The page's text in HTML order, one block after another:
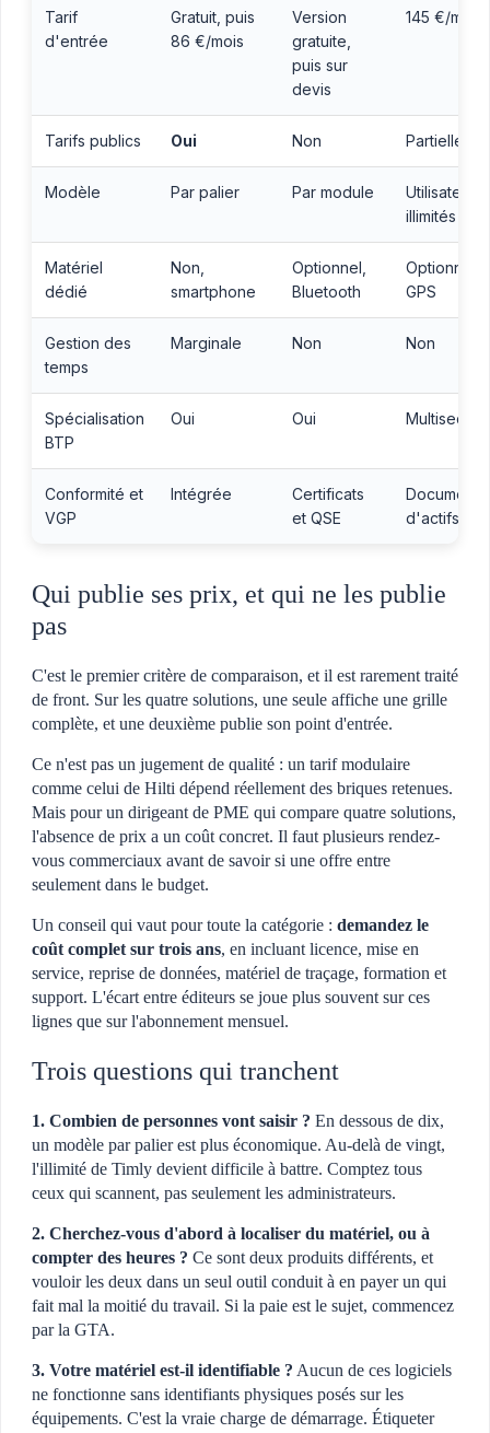
Tarif
d'entrée
Gratuit, puis
86 €/mois
Version
gratuite,
puis sur
devis
145 €/mois
Tarifs publics Oui Non
Modèle Par palier Par module
Utilisateurs
illimités
Matériel
dédié
Non,
smartphone
Optionnel,
Bluetooth
Optionnel,
GPS
Gestion des
temps
Marginale Non Non
Spécialisation
BTP
Oui Oui
Conformité et
VGP
Intégrée
Certificats
et QSE
Documents
d'actifs
Qui publie ses prix, et qui ne les publie
pas
C'est le premier critère de comparaison, et il est rarement traité
de front. Sur les quatre solutions, une seule affiche une grille
complète, et une deuxième publie son point d'entrée.
Ce n'est pas un jugement de qualité : un tarif modulaire
comme celui de Hilti dépend réellement des briques retenues.
Mais pour un dirigeant de PME qui compare quatre solutions,
l'absence de prix a un coût concret. Il faut plusieurs rendez-
vous commerciaux avant de savoir si une offre entre
seulement dans le budget.
Un conseil qui vaut pour toute la catégorie : demandez le
coût complet sur trois ans, en incluant licence, mise en
service, reprise de données, matériel de traçage, formation et
support. L'écart entre éditeurs se joue plus souvent sur ces
lignes que sur l'abonnement mensuel.
Trois questions qui tranchent
1. Combien de personnes vont saisir ? En dessous de dix,
un modèle par palier est plus économique. Au-delà de vingt,
l'illimité de Timly devient difficile à battre. Comptez tous
ceux qui scannent, pas seulement les administrateurs.
2. Cherchez-vous d'abord à localiser du matériel, ou à
compter des heures ? Ce sont deux produits différents, et
vouloir les deux dans un seul outil conduit à en payer un qui
fait mal la moitié du travail. Si la paie est le sujet, commencez
par la GTA.
3. Votre matériel est-il identifiable ? Aucun de ces logiciels
ne fonctionne sans identifiants physiques posés sur les
équipements. C'est la vraie charge de démarrage. Étiqueter